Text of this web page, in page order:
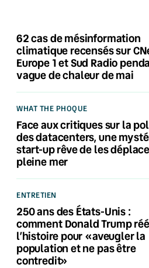
62 cas de mésinformation
climatique recensés sur
Europe 1 et Sud Radio
vague de chaleur de mai
WHAT THE PHOQUE
Face aux critiques sur la
des datacenters, une
start-up rêve de les
pleine mer
ENTRETIEN
250 ans des États-Unis :
comment Donald Trump
l’histoire pour «aveugler la
population et ne pas être
contredit»